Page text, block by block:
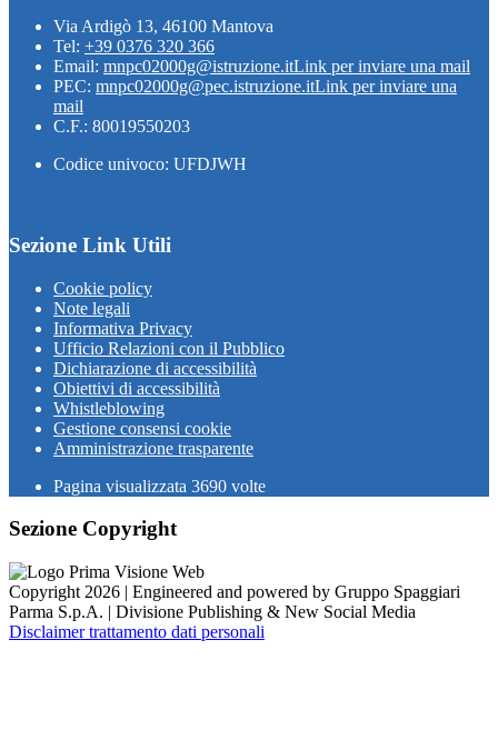
Via Ardigò 13, 46100 Mantova
Tel: +39 0376 320 366
Email: mnpc02000g@istruzione.itLink per inviare una mail
PEC: mnpc02000g@pec.istruzione.itLink per inviare una
mail
C.F.: 80019550203
Codice univoco: UFDJWH
Sezione Link Utili
Cookie policy
Note legali
Informativa Privacy
Ufficio Relazioni con il Pubblico
Dichiarazione di accessibilità
Obiettivi di accessibilità
Whistleblowing
Gestione consensi cookie
Amministrazione trasparente
Pagina visualizzata 3690 volte
Sezione Copyright
Copyright 2026 | Engineered and powered by Gruppo Spaggiari
Parma S.p.A. | Divisione Publishing & New Social Media
Disclaimer trattamento dati personali